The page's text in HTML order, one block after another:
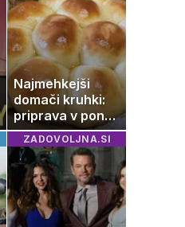
Najmehkejši
domači kruhki:
priprava v ponvi
je trik za popoln
rezultat
ZADOVOLJNA.SI